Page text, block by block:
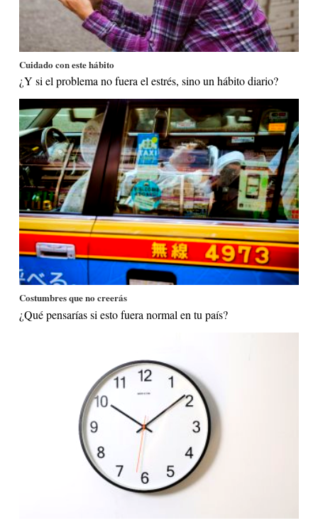
Cuidado con este hábito
¿Y si el problema no fuera el estrés, sino un hábito diario?
Costumbres que no creerás
¿Qué pensarías si esto fuera normal en tu país?